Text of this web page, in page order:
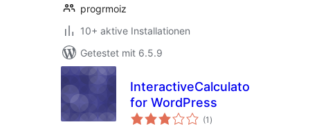
progrmoiz
10+ aktive Installationen
Getestet mit 6.5.9
InteractiveCalculator
for WordPress
(1 Bewertungen
insgesamt
)